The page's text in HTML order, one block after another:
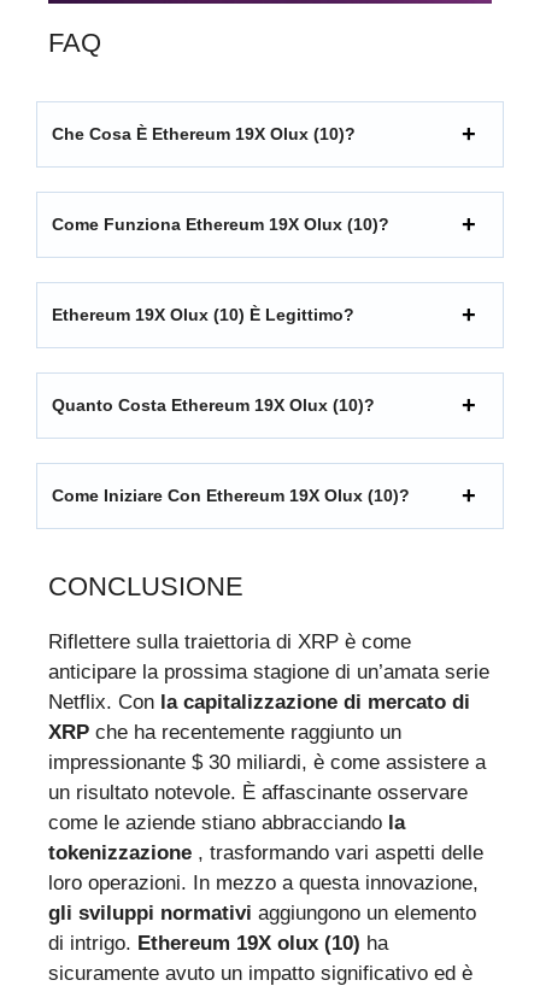
FAQ
Che Cosa È Ethereum 19X Olux (10)?
Come Funziona Ethereum 19X Olux (10)?
Ethereum 19X Olux (10) È Legittimo?
Quanto Costa Ethereum 19X Olux (10)?
Come Iniziare Con Ethereum 19X Olux (10)?
CONCLUSIONE
Riflettere sulla traiettoria di XRP è come
anticipare la prossima stagione di un’amata serie
Netflix. Con la capitalizzazione di mercato di
XRP che ha recentemente raggiunto un
impressionante $ 30 miliardi, è come assistere a
un risultato notevole. È affascinante osservare
come le aziende stiano abbracciando la
tokenizzazione , trasformando vari aspetti delle
loro operazioni. In mezzo a questa innovazione,
gli sviluppi normativi aggiungono un elemento
di intrigo. Ethereum 19X olux (10) ha
sicuramente avuto un impatto significativo ed è